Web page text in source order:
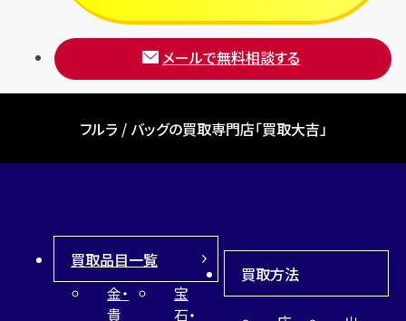
メールで無料相談する
フルラ / バッグの買取専門店「買取大吉」
買取品目一覧
金・
貴
宝
石・
買取方法